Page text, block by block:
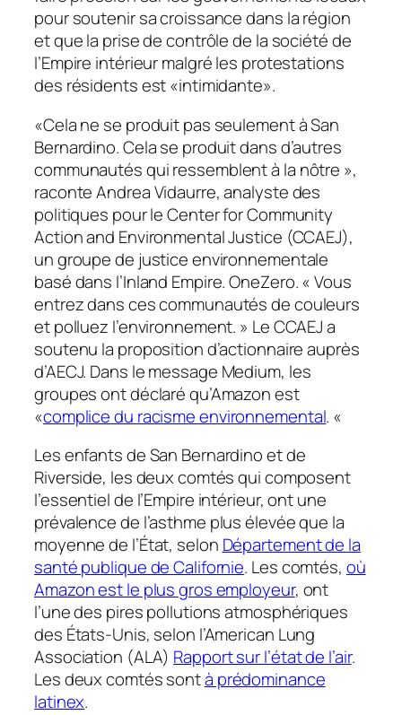
pour soutenir sa croissance dans la région
et que la prise de contrôle de la société de
l’Empire intérieur malgré les protestations
des résidents est «intimidante».
«Cela ne se produit pas seulement à San
Bernardino. Cela se produit dans d’autres
communautés qui ressemblent à la nôtre »,
raconte Andrea Vidaurre, analyste des
politiques pour le Center for Community
Action and Environmental Justice (CCAEJ),
un groupe de justice environnementale
basé dans l’Inland Empire.OneZero. « Vous
entrez dans ces communautés de couleurs
et polluez l’environnement. » Le CCAEJ a
soutenu la proposition d’actionnaire auprès
d’AECJ. Dans le message Medium, les
groupes ont déclaré qu’Amazon est
«complice du racisme environnemental. «
Les enfants de San Bernardino et de
Riverside, les deux comtés qui composent
l’essentiel de l’Empire intérieur, ont une
prévalence de l’asthme plus élevée que la
moyenne de l’État, selon Département de la
santé publique de Californie. Les comtés, où
Amazon est le plus gros employeur, ont
l’une des pires pollutions atmosphériques
des États-Unis, selon l’American Lung
Association (ALA) Rapport sur l’état de l’air.
Les deux comtés sontà prédominance
latinex.